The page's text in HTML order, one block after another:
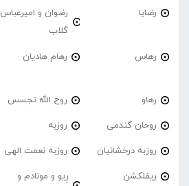
رضایا
رضوان و امیرعباس
گلاب
رهاس رهام هادیان
رهاو روح الله تجسس
روحان گندمی روزبه
روزبه درخشانیان روزبه نعمت الهی
ریفلکشن
رِیو و مونادم و